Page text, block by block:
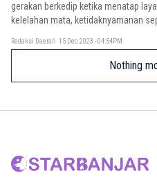
gerakan berkedip ketika menatap
kelelahan mata, ketidaknyamanan
Redaksi Daerah 15 Dec 2023 - 04:54PM
Nothing